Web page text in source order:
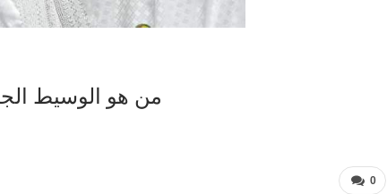
من هو الوسيط
0